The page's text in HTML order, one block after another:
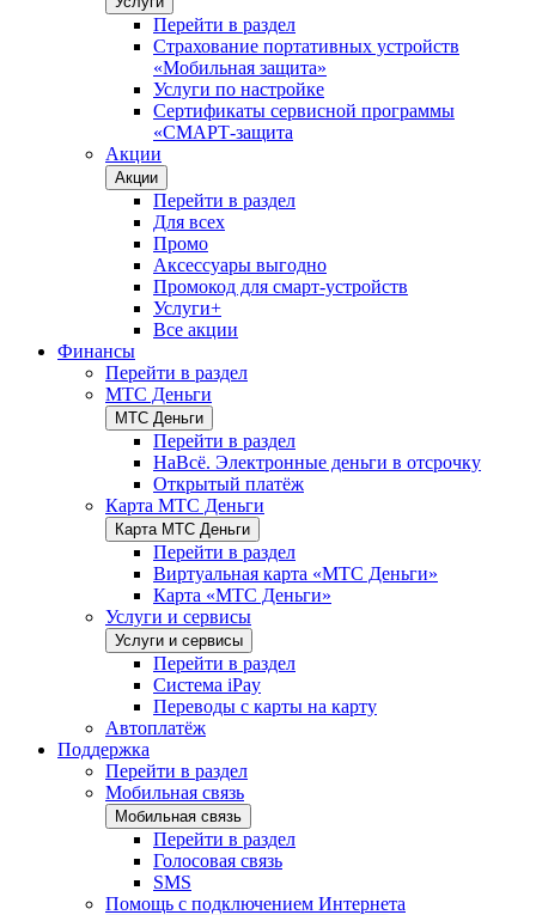
Перейти в раздел
Страхование портативных устройств
«Мобильная защита»
Услуги по настройке
Сертификаты сервисной программы
«СМАРТ-защита
Акции
Акции
Перейти в раздел
Для всех
Промо
Аксессуары выгодно
Промокод для смарт-устройств
Услуги+
Все акции
Финансы
Перейти в раздел
МТС Деньги
МТС Деньги
Перейти в раздел
НаВсё. Электронные деньги в отсрочку
Открытый платёж
Карта МТС Деньги
Карта МТС Деньги
Перейти в раздел
Виртуальная карта «МТС Деньги»
Карта «МТС Деньги»
Услуги и сервисы
Услуги и сервисы
Перейти в раздел
Система iPay
Переводы с карты на карту
Автоплатёж
Поддержка
Перейти в раздел
Мобильная связь
Мобильная связь
Перейти в раздел
Голосовая связь
SMS
Помощь с подключением Интернета